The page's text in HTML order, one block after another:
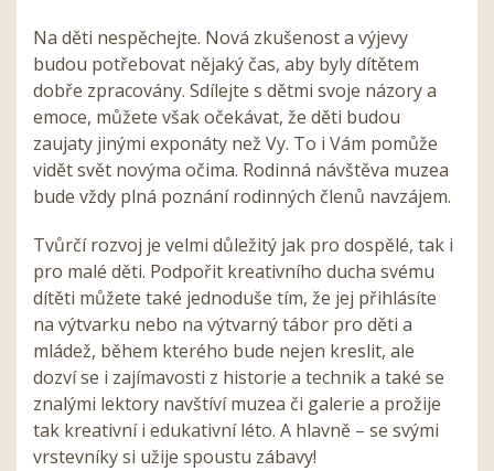
Na děti nespěchejte. Nová zkušenost a výjevy
budou potřebovat nějaký čas, aby byly dítětem
dobře zpracovány. Sdílejte s dětmi svoje názory a
emoce, můžete však očekávat, že děti budou
zaujaty jinými exponáty než Vy. To i Vám pomůže
vidět svět novýma očima. Rodinná návštěva muzea
bude vždy plná poznání rodinných členů navzájem.
Tvůrčí rozvoj je velmi důležitý jak pro dospělé, tak i
pro malé děti. Podpořit kreativního ducha svému
dítěti můžete také jednoduše tím, že jej přihlásíte
na výtvarku nebo na výtvarný tábor pro děti a
mládež, během kterého bude nejen kreslit, ale
dozví se i zajímavosti z historie a technik a také se
znalými lektory navštíví muzea či galerie a prožije
tak kreativní i edukativní léto. A hlavně – se svými
vrstevníky si užije spoustu zábavy!